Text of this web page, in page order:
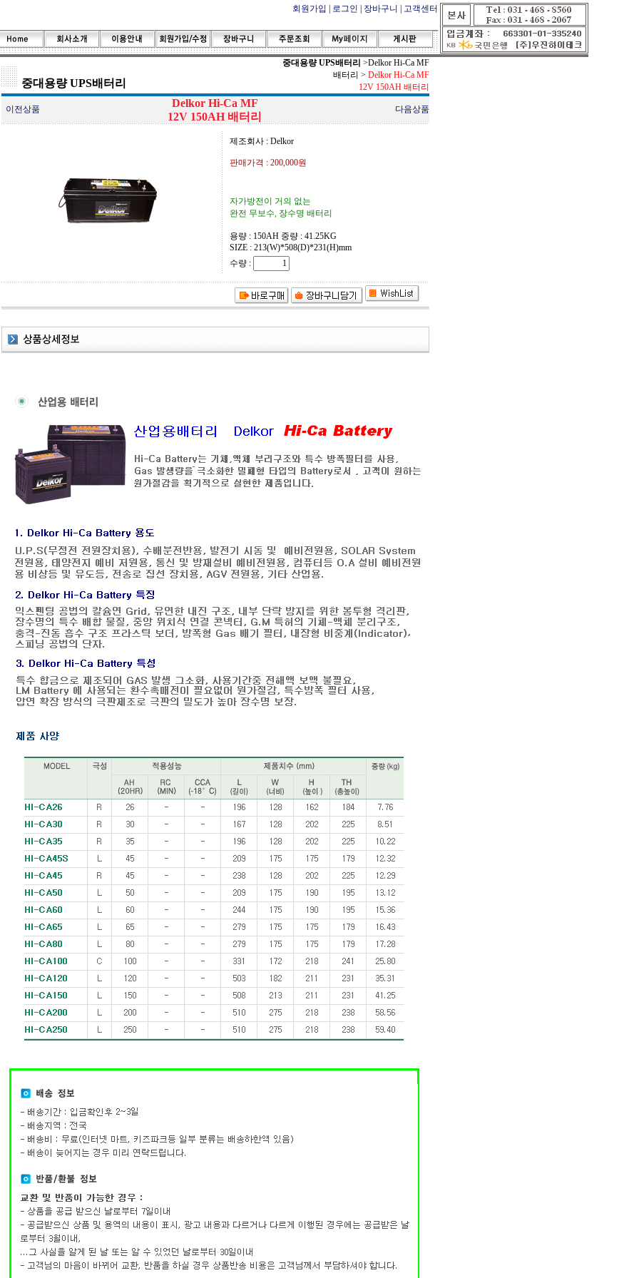
회원가입 로그인 장바구니 고객센터
중대용량 UPS배터리
중대용량 UPS배터리 >Delkor Hi-Ca MF
배터리 > Delkor Hi-Ca MF
12V 150AH 배터리
이전상품
Delkor Hi-Ca MF
12V 150AH 배터리
다음상품
제조회사 : Delkor
판매가격 : 200,000원
자가방전이 거의 없는
완전 무보수, 장수명 배터리
용량 : 150AH 중량 : 41.25KG
SIZE : 213(W)*508(D)*231(H)mm
수량 :